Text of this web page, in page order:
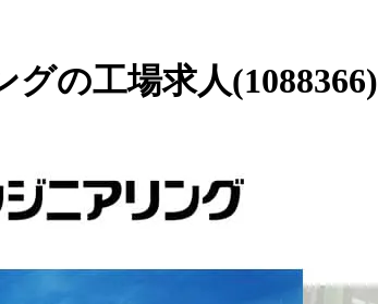
の工場求人(1088366)